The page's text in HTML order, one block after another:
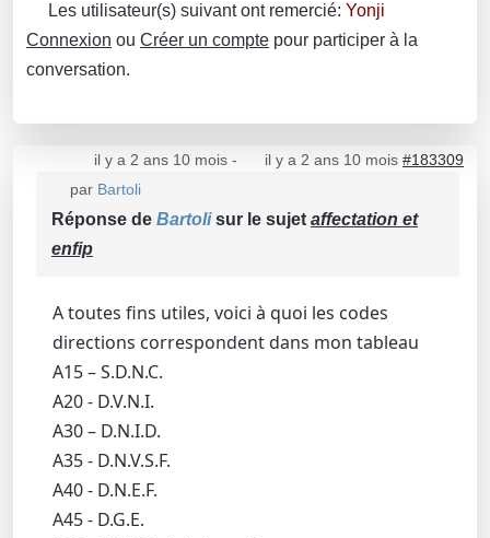
Les utilisateur(s) suivant ont remercié: Yonji
Connexion ou Créer un compte pour participer à la
conversation.
il y a 2 ans 10 mois- il y a 2 ans 10 mois #183309
par Bartoli
Réponse de Bartolisur le sujet affectation et
enfip
A toutes fins utiles, voici à quoi les codes
directions correspondent dans mon tableau
A15 – S.D.N.C.
A20 - D.V.N.I.
A30 – D.N.I.D.
A35 - D.N.V.S.F.
A40 - D.N.E.F.
A45 - D.G.E.